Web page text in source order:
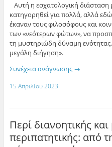
Αυτή η εσχατολογική διάσταση
κατηγορηθεί για πολλά, αλλά
έκαναν τους φιλοσόφους και
των «νεότερων φώτων», να
τη μυστηριώδη δύναμη
μεγάλη διήγηση».
Συνέχεια ανάγνωσης →
15 Απριλίου 2023
Περί διανοητικής
περιπατητικής: από